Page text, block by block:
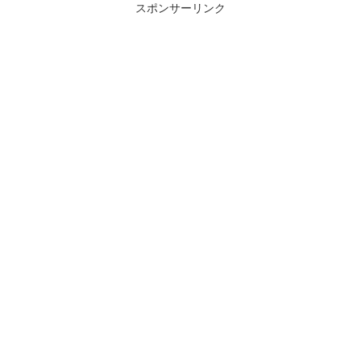
スポンサーリンク